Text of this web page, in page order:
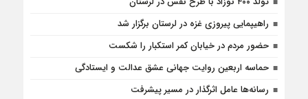
راهیپمایی پیروزی غزه در لرستان برگزار شد
حضور مردم در خیابان کمر استکبار را شکست
حماسه اربعین روایت جهانی عشق عدالت و ایستادگی
رسانه‌ها عامل اثرگذار در مسیر پیشرفت